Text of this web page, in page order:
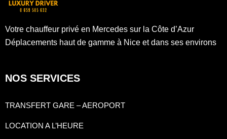
Votre chauffeur privé en Mercedes sur la Côte d’Azur
Déplacements haut de gamme à Nice et dans ses environs
NOS SERVICES
TRANSFERT GARE – AEROPORT
LOCATION A L’HEURE